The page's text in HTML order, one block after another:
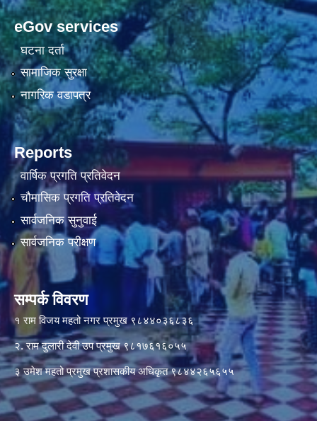
eGov services
घटना दर्ता
सामाजिक सुरक्षा
नागरिक वडापत्र
Reports
वार्षिक प्रगति प्रतिवेदन
चौमासिक प्रगति प्रतिवेदन
सार्वजनिक सुनुवाई
सार्वजनिक परीक्षण
सम्पर्क विवरण
१ राम विजय महतो नगर प्रमुख ९८४४०३६८३६
२. राम दुलारी देवी उप प्रमुख ९८१७६१६०५५
३ उमेश महतो प्रमुख प्रशासकीय अधिकृत ९८४४२६५६५५